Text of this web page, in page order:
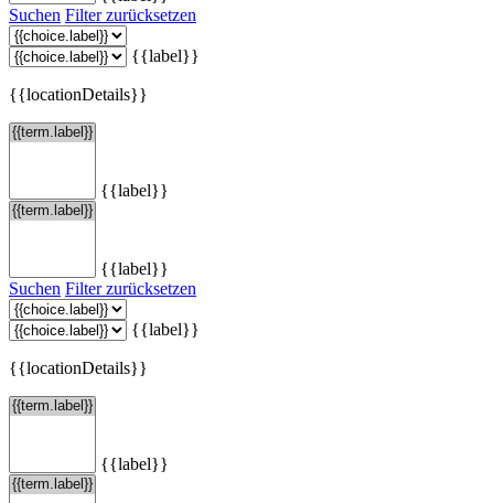
Suchen Filter zurücksetzen
{{label}}
{{locationDetails}}
{{label}}
{{label}}
Suchen Filter zurücksetzen
{{label}}
{{locationDetails}}
{{label}}